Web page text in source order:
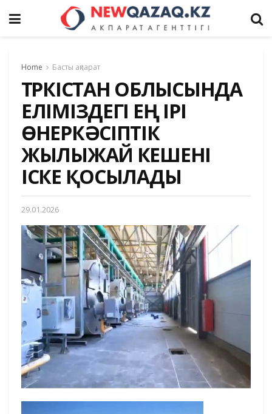
Home Басты ақпарат
ТҮРКІСТАН ОБЛЫСЫНДА
ЕЛІМІЗДЕГІ ЕҢ ІРІ
ӨНЕРКӘСІПТІК
ЖЫЛЫЖАЙ КЕШЕНІ
ІСКЕ ҚОСЫЛАДЫ
29.01.2026